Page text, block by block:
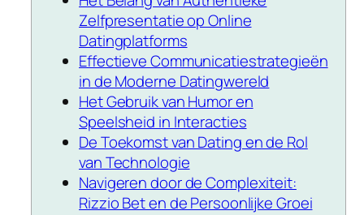
Zelfpresentatie op Online
Datingplatforms
Effectieve Communicatiestrategieën
in de Moderne Datingwereld
Het Gebruik van Humor en
Speelsheid in Interacties
De Toekomst van Dating en de Rol
van Technologie
Navigeren door de Complexiteit:
Rizzio Bet en de Persoonlijke Groei